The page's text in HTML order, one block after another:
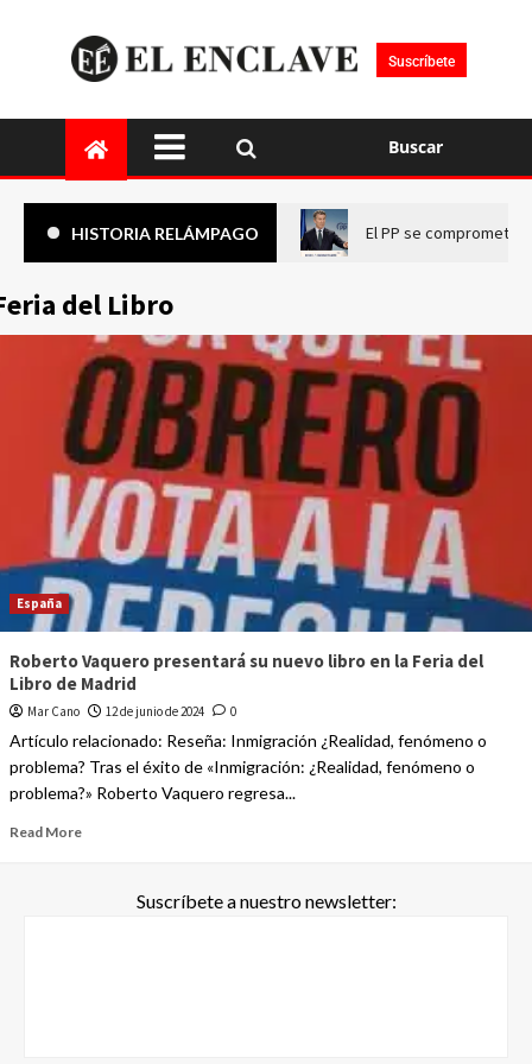
Suscríbete
Buscar
HISTORIA RELÁMPAGO El PP se compromete
del Libro
España
Roberto Vaquero presentará su nuevo libro en la Feria del
Libro de Madrid
Mar Cano 12 de junio de 2024 0
Artículo relacionado: Reseña: Inmigración ¿Realidad, fenómeno o
problema? Tras el éxito de «Inmigración: ¿Realidad, fenómeno o
problema?» Roberto Vaquero regresa...
Read More
Suscríbete a nuestro newsletter: